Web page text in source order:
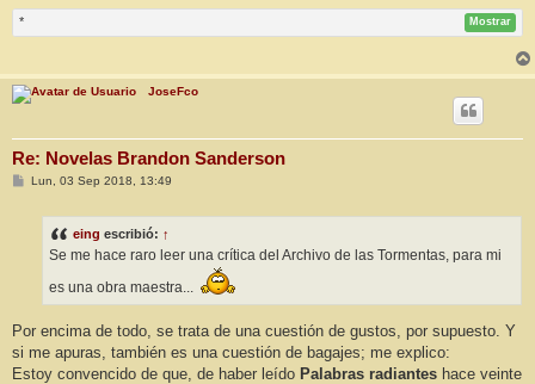
* Mostrar
JoseFco
Re: Novelas Brandon Sanderson
MLun, 03 Sep 2018, 13:49
eing escribió: ↑
Se me hace raro leer una crítica del Archivo de las Tormentas, para mi
es una obra maestra...
Por encima de todo, se trata de una cuestión de gustos, por supuesto. Y
si me apuras, también es una cuestión de bagajes; me explico:
Estoy convencido de que, de haber leído Palabras radiantes hace veinte